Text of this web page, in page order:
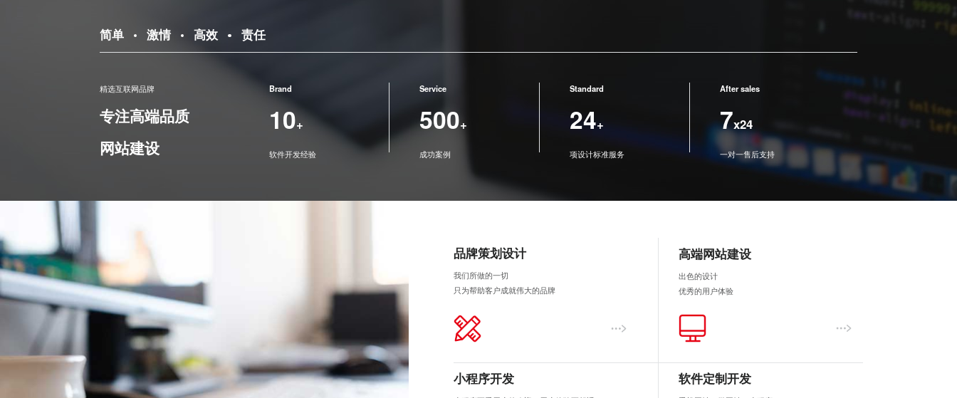
简单 激情 高效 责任
精选互联网品牌
专注高端品质
网站建设
Brand
10+
软件开发经验
Service
500+
成功案例
Standard
24+
项设计标准服务
After sales
7x24
一对一售后支持
品牌策划设计
我们所做的一切
只为帮助客户成就伟大的品牌
高端网站建设
出色的设计
优秀的用户体验
小程序开发 软件定制开发